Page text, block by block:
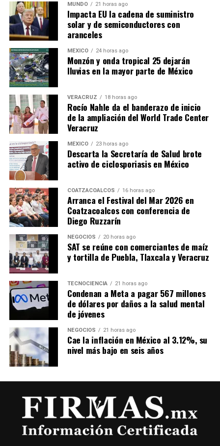
MUNDO 21 horas ago
Impacta EU la cadena de suministro
solar y de semiconductores con
aranceles
MÉXICO 24 horas ago
Monzón y onda tropical 25 dejarán
lluvias en la mayor parte de México
VERACRUZ 18 horas ago
Rocío Nahle da el banderazo de inicio
de la ampliación del World Trade Center
Veracruz
MÉXICO 23 horas ago
Descarta la Secretaría de Salud brote
activo de ciclosporiasis en México
COATZACOALCOS 16 horas ago
Arranca el Festival del Mar 2026 en
Coatzacoalcos con conferencia de
Diego Ruzzarín
NEGOCIOS 20 horas ago
SAT se reúne con comerciantes de maíz
y tortilla de Puebla, Tlaxcala y Veracruz
TECNOCIENCIA 21 horas ago
Condenan a Meta a pagar 567 millones
de dólares por daños a la salud mental
de jóvenes
NEGOCIOS 21 horas ago
Cae la inflación en México al 3.12%, su
nivel más bajo en seis años